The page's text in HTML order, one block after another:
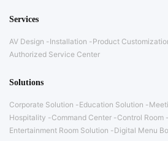
Services
AV Design Installation
Product
Authorized Service Center
Solutions
Corporate Solution Education Solution
Hospitality
Command Center Control Room
Entertainment Room Solution
Digital Menu